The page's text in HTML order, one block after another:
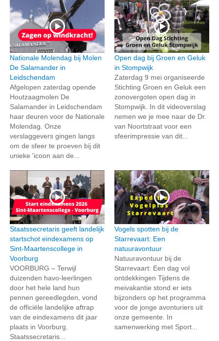
Nationale Molendag bij Molen
De Salamander in
Leidschendam
Afgelopen zaterdag opende
Houtzaagmolen De
Salamander in Leidschendam
haar deuren voor de Nationale
Molendag. Onze
verslaggevers gingen langs
om de sfeer te proeven bij dit
unieke 'icoon aan de...
Open dag bij Groen en Geluk
in Stompwijk
Zaterdag 9 mei organiseerde
Stichting Groen en Geluk een
zonovergoten open dag in
Stompwijk. In dit videoverslag
nemen we je mee naar de Dr.
van Noortstraat voor een
sfeerimpressie van dit...
Staatssecretaris geeft landelijk
startschot eindexamens op
Sint-Maartenscollege in
Voorburg
VOORBURG – Terwijl
duizenden havo-leerlingen
door het hele land hun
pennen gereedlegden, vond
de officiële landelijke aftrap
van de eindexamens dit jaar
plaats in Voorburg.
Staatssecretaris...
Vogels spotten bij de
Starrevaart: Een
natuuravontuur
Natuuravontuur bij de
Starrevaart: Een dag vol
ontdekkingen Tijdens de
meivakantie stond er iets
bijzonders op het programma
voor de jonge avonturiers uit
onze gemeente. In
samenwerking met Sport...